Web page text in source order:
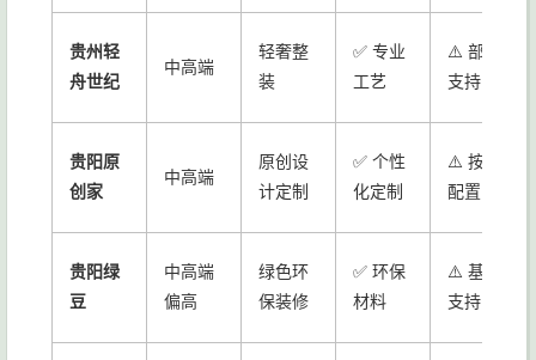
贵州轻
舟世纪
中高端
轻奢整
装
✅ 专业
工艺
⚠️ 部分
支持
贵阳原
创家
中高端
原创设
计定制
✅ 个性
化定制
⚠️ 按需
配置
贵阳绿
豆
中高端
偏高
绿色环
保装修
✅ 环保
材料
⚠️ 基础
支持